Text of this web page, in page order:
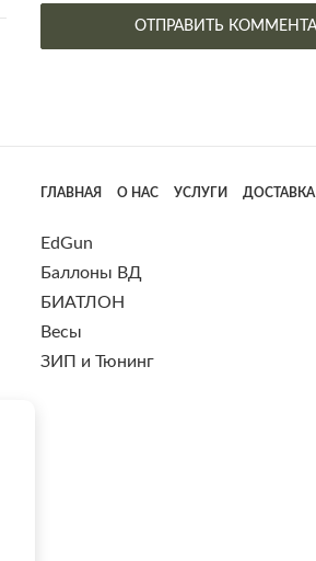
ГЛАВНАЯ О НАС УСЛУГИ ДОСТАВКА
EdGun
Баллоны ВД
БИАТЛОН
Весы
ЗИП и Тюнинг